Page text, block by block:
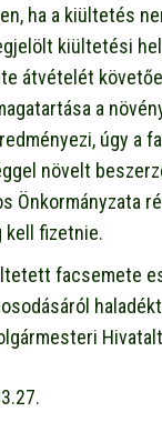
ha a kiültetés
kiültetési
átvételét
a
úgy a
növelt
Önkormányzata
kell fizetnie.
facsemete